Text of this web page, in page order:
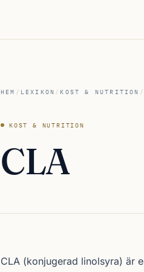
HEM / LEXIKON /KOST & NUTRITION /
KOST & NUTRITION
CLA
CLA (konjugerad linolsyra) är